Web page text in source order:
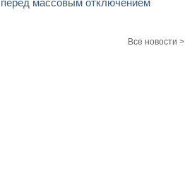
перед массовым отключением
Все новости >